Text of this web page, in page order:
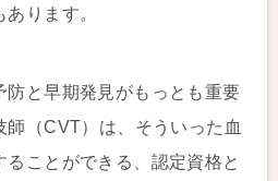
ります。
防と早期発見がもっとも重要
師（CVT）は、そういった血
ことができる、認定資格と